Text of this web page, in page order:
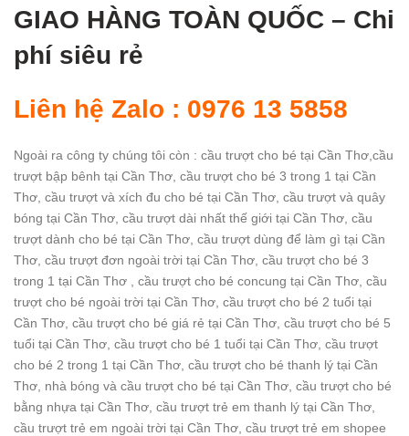
GIAO HÀNG TOÀN QUỐC – Chi
phí siêu rẻ
Liên hệ Zalo : 0976 13 5858
Ngoài ra công ty chúng tôi còn : cầu trượt cho bé tại Cần Thơ,cầu
trượt bập bênh tại Cần Thơ, cầu trượt cho bé 3 trong 1 tại Cần
Thơ, cầu trượt và xích đu cho bé tại Cần Thơ, cầu trượt và quây
bóng tại Cần Thơ, cầu trượt dài nhất thế giới tại Cần Thơ, cầu
trượt dành cho bé tại Cần Thơ, cầu trượt dùng để làm gì tại Cần
Thơ, cầu trượt đơn ngoài trời tại Cần Thơ, cầu trượt cho bé 3
trong 1 tại Cần Thơ , cầu trượt cho bé concung tại Cần Thơ, cầu
trượt cho bé ngoài trời tại Cần Thơ, cầu trượt cho bé 2 tuổi tại
Cần Thơ, cầu trượt cho bé giá rẻ tại Cần Thơ, cầu trượt cho bé 5
tuổi tại Cần Thơ, cầu trượt cho bé 1 tuổi tại Cần Thơ, cầu trượt
cho bé 2 trong 1 tại Cần Thơ, cầu trượt cho bé thanh lý tại Cần
Thơ, nhà bóng và cầu trượt cho bé tại Cần Thơ, cầu trượt cho bé
bằng nhựa tại Cần Thơ, cầu trượt trẻ em thanh lý tại Cần Thơ,
cầu trượt trẻ em ngoài trời tại Cần Thơ, cầu trượt trẻ em shopee